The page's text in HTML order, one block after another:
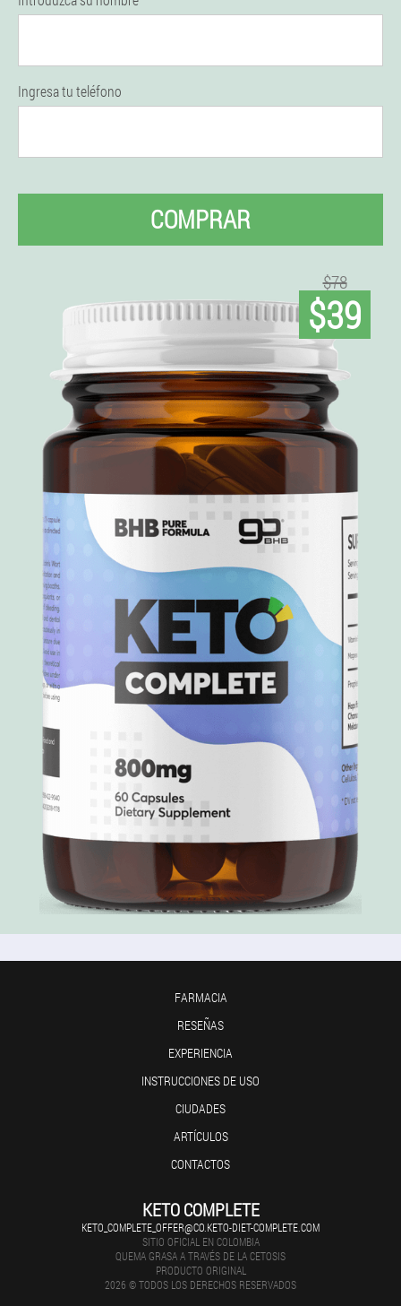
Ingresa tu teléfono
COMPRAR
$78
$39
FARMACIA
RESEÑAS
EXPERIENCIA
INSTRUCCIONES DE USO
CIUDADES
ARTÍCULOS
CONTACTOS
KETO COMPLETE
KETO_COMPLETE_OFFER@CO.KETO-DIET-COMPLETE.COM
SITIO OFICIAL EN COLOMBIA
QUEMA GRASA A TRAVÉS DE LA CETOSIS
PRODUCTO ORIGINAL
2026 © TODOS LOS DERECHOS RESERVADOS